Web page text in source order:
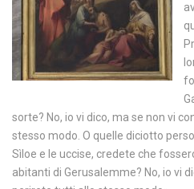
sorte? No, io vi dico, ma se non vi
stesso modo. O quelle diciotto
Sìloe e le uccise, credete che
abitanti di Gerusalemme? No, io vi